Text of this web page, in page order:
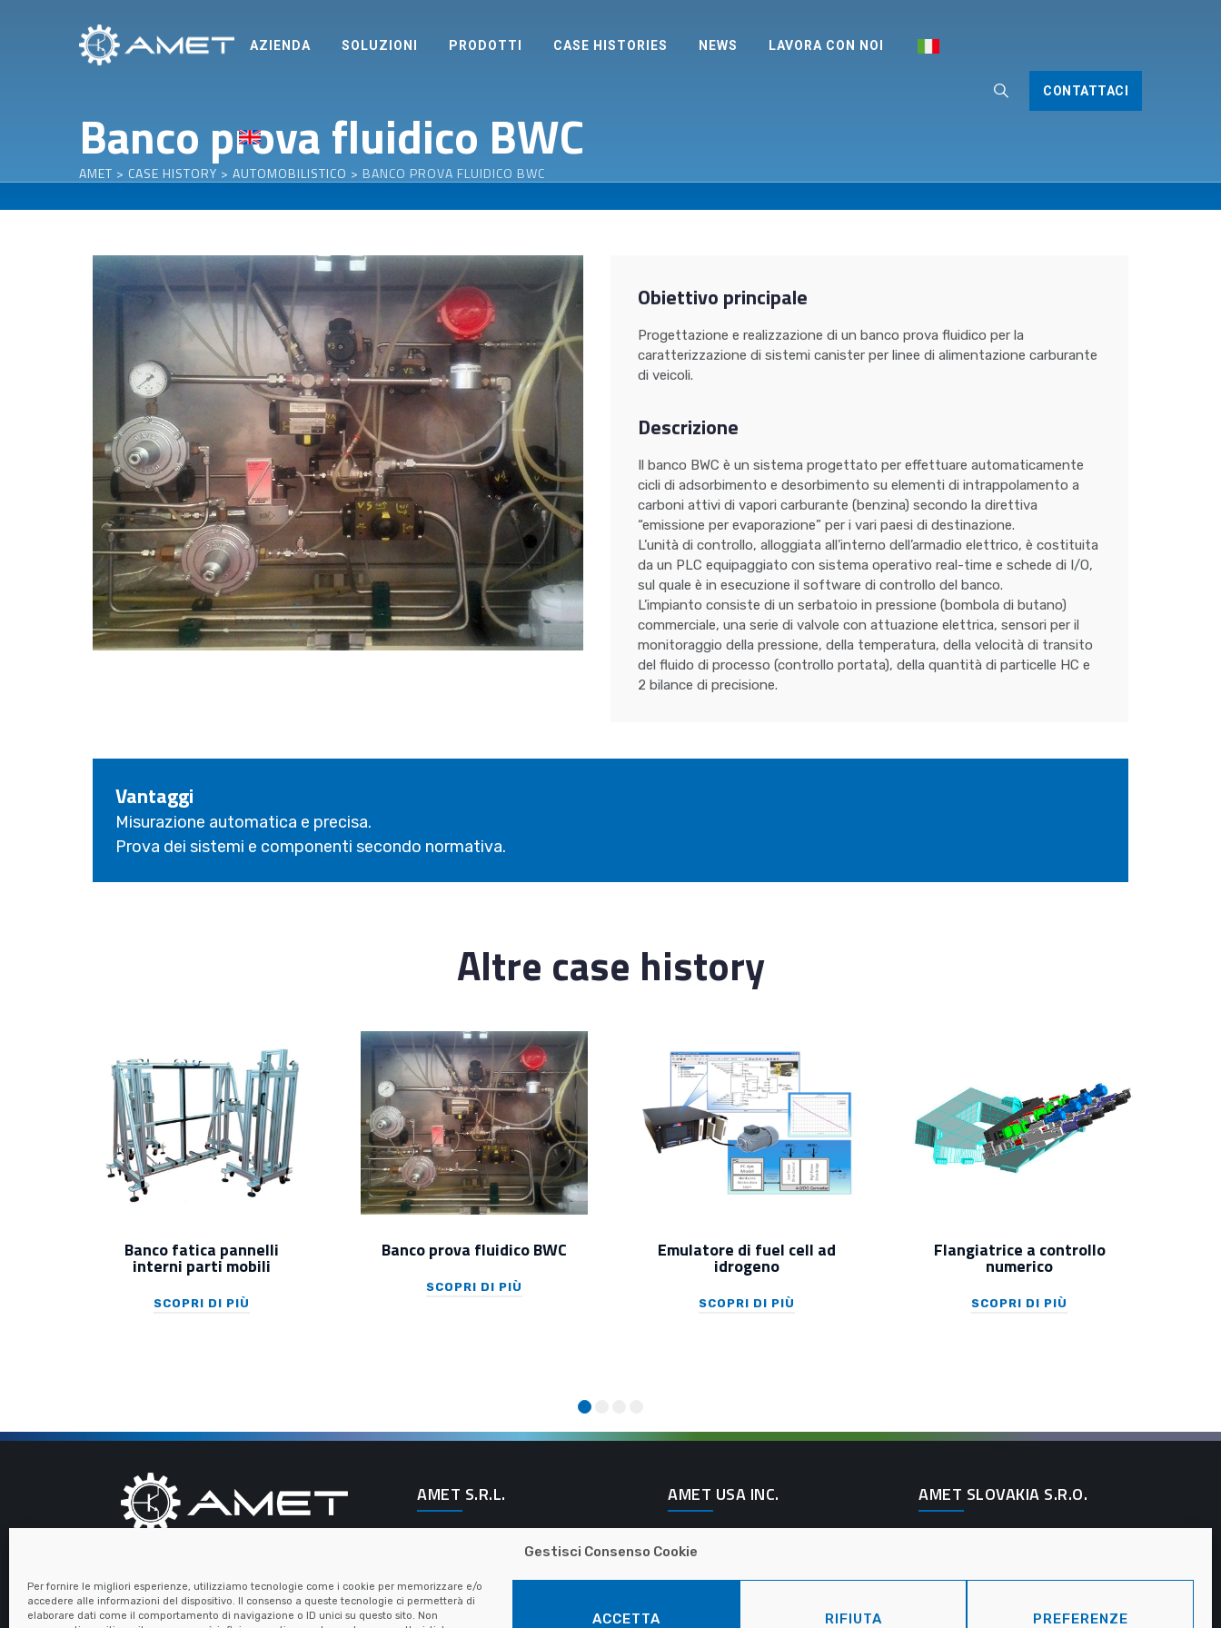
Gestisci Consenso Cookie
Per fornire le migliori esperienze, utilizziamo tecnologie come i cookie per memorizzare e/o
accedere alle informazioni del dispositivo. Il consenso a queste tecnologie ci permetterà di
elaborare dati come il comportamento di navigazione o ID unici su questo sito. Non
ACCETTA RIFIUTA PREFERENZE
AZIENDA SOLUZIONI PRODOTTI CASE HISTORIES NEWS LAVORA CON NOI
CONTATTACI
Banco prova fluidico BWC
AMET > CASE HISTORY > AUTOMOBILISTICO > BANCO PROVA FLUIDICO BWC
Obiettivo principale
Progettazione e realizzazione di un banco prova fluidico per la
caratterizzazione di sistemi canister per linee di alimentazione carburante
di veicoli.
Descrizione
Il banco BWC è un sistema progettato per effettuare automaticamente
cicli di adsorbimento e desorbimento su elementi di intrappolamento a
carboni attivi di vapori carburante (benzina) secondo la direttiva
“emissione per evaporazione” per i vari paesi di destinazione.
L’unità di controllo, alloggiata all’interno dell’armadio elettrico, è costituita
da un PLC equipaggiato con sistema operativo real-time e schede di I/O,
sul quale è in esecuzione il software di controllo del banco.
L’impianto consiste di un serbatoio in pressione (bombola di butano)
commerciale, una serie di valvole con attuazione elettrica, sensori per il
monitoraggio della pressione, della temperatura, della velocità di transito
del fluido di processo (controllo portata), della quantità di particelle HC e
2 bilance di precisione.
Vantaggi
Misurazione automatica e precisa.
Prova dei sistemi e componenti secondo normativa.
Altre case history
Banco fatica pannelli
interni parti mobili
SCOPRI DI PIÙ
Banco prova fluidico BWC
SCOPRI DI PIÙ
Emulatore di fuel cell ad
idrogeno
SCOPRI DI PIÙ
Flangiatrice a controllo
numerico
SCOPRI DI PIÙ
AMET S.R.L.
Via Livorno, 60
+39-011.9007.820
AMET USA INC. AMET SLOVAKIA S.R.O.
contact@amet.it